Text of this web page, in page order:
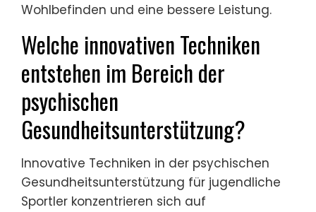
Wohlbefinden und eine bessere Leistung.
Welche innovativen Techniken
entstehen im Bereich der
psychischen
Gesundheitsunterstützung?
Innovative Techniken in der psychischen
Gesundheitsunterstützung für jugendliche
Sportler konzentrieren sich auf